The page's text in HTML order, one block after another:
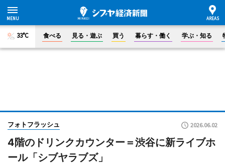
33°C 食べる 見る・遊ぶ 買う 暮らす・働く 学ぶ・知る
フォトフラッシュ 2026.06.02
4階のドリンクカウンター＝渋谷に新ライブホ
ール「シブヤラブズ」